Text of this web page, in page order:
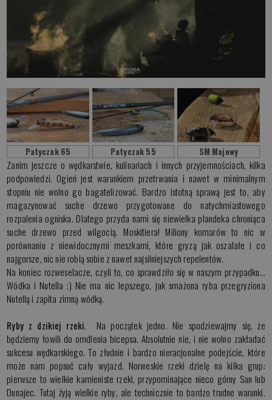
Patyczak 65 Patyczak 55 SM Majowy
Zanim jeszcze o wędkarstwie, kulinariach i innych przyjemnościach, kilka
podpowiedzi. Ogień jest warunkiem przetrwania i nawet w minimalnym
stopniu nie wolno go bagatelizować. Bardzo istotną sprawą jest to, aby
magazynować suche drzewo przygotowane do natychmiastowego
rozpalenia ogniska. Dlatego przyda nami się niewielka plandeka chroniąca
suche drzewo przed wilgocią. Moskitiera! Miliony komarów to nic w
porównaniu z niewidocznymi meszkami, które gryzą jak oszalałe i co
najgorsze, nic nie robią sobie z nawet najsilniejszych repelentów.
Na koniec rozweselacze, czyli to, co sprawdziło się w naszym przypadku…
Wódka i Nutella ;) Nie ma nic lepszego, jak smażona ryba przegryziona
Nutellą i zapita zimną wódką.
Ryby z dzikiej rzeki.
Na początek jedno. Nie spodziewajmy się, że
będziemy łowili do omdlenia bicepsa. Absolutnie nie, i nie wolno zakładać
sukcesu wędkarskiego. To złudnie i bardzo nieracjonalne podejście, które
może nam popsuć cały wyjazd. Norweskie rzeki dzielę na kilka grup:
pierwsze to wielkie kamieniste rzeki, przypominające nieco górny San lub
Dunajec. Tutaj żyją wielkie ryby, ale technicznie to bardzo trudne warunki.